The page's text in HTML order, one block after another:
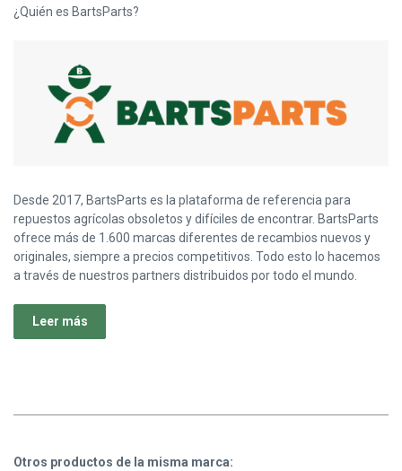
¿Quién es BartsParts?
Desde 2017, BartsParts es la plataforma de referencia para
repuestos agrícolas obsoletos y difíciles de encontrar. BartsParts
ofrece más de 1.600 marcas diferentes de recambios nuevos y
originales, siempre a precios competitivos. Todo esto lo hacemos
a través de nuestros partners distribuidos por todo el mundo.
Leer más
Otros productos de la misma marca: